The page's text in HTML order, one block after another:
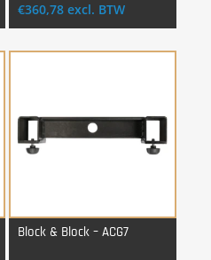
€360,78 excl. BTW
Block & Block – ACG7